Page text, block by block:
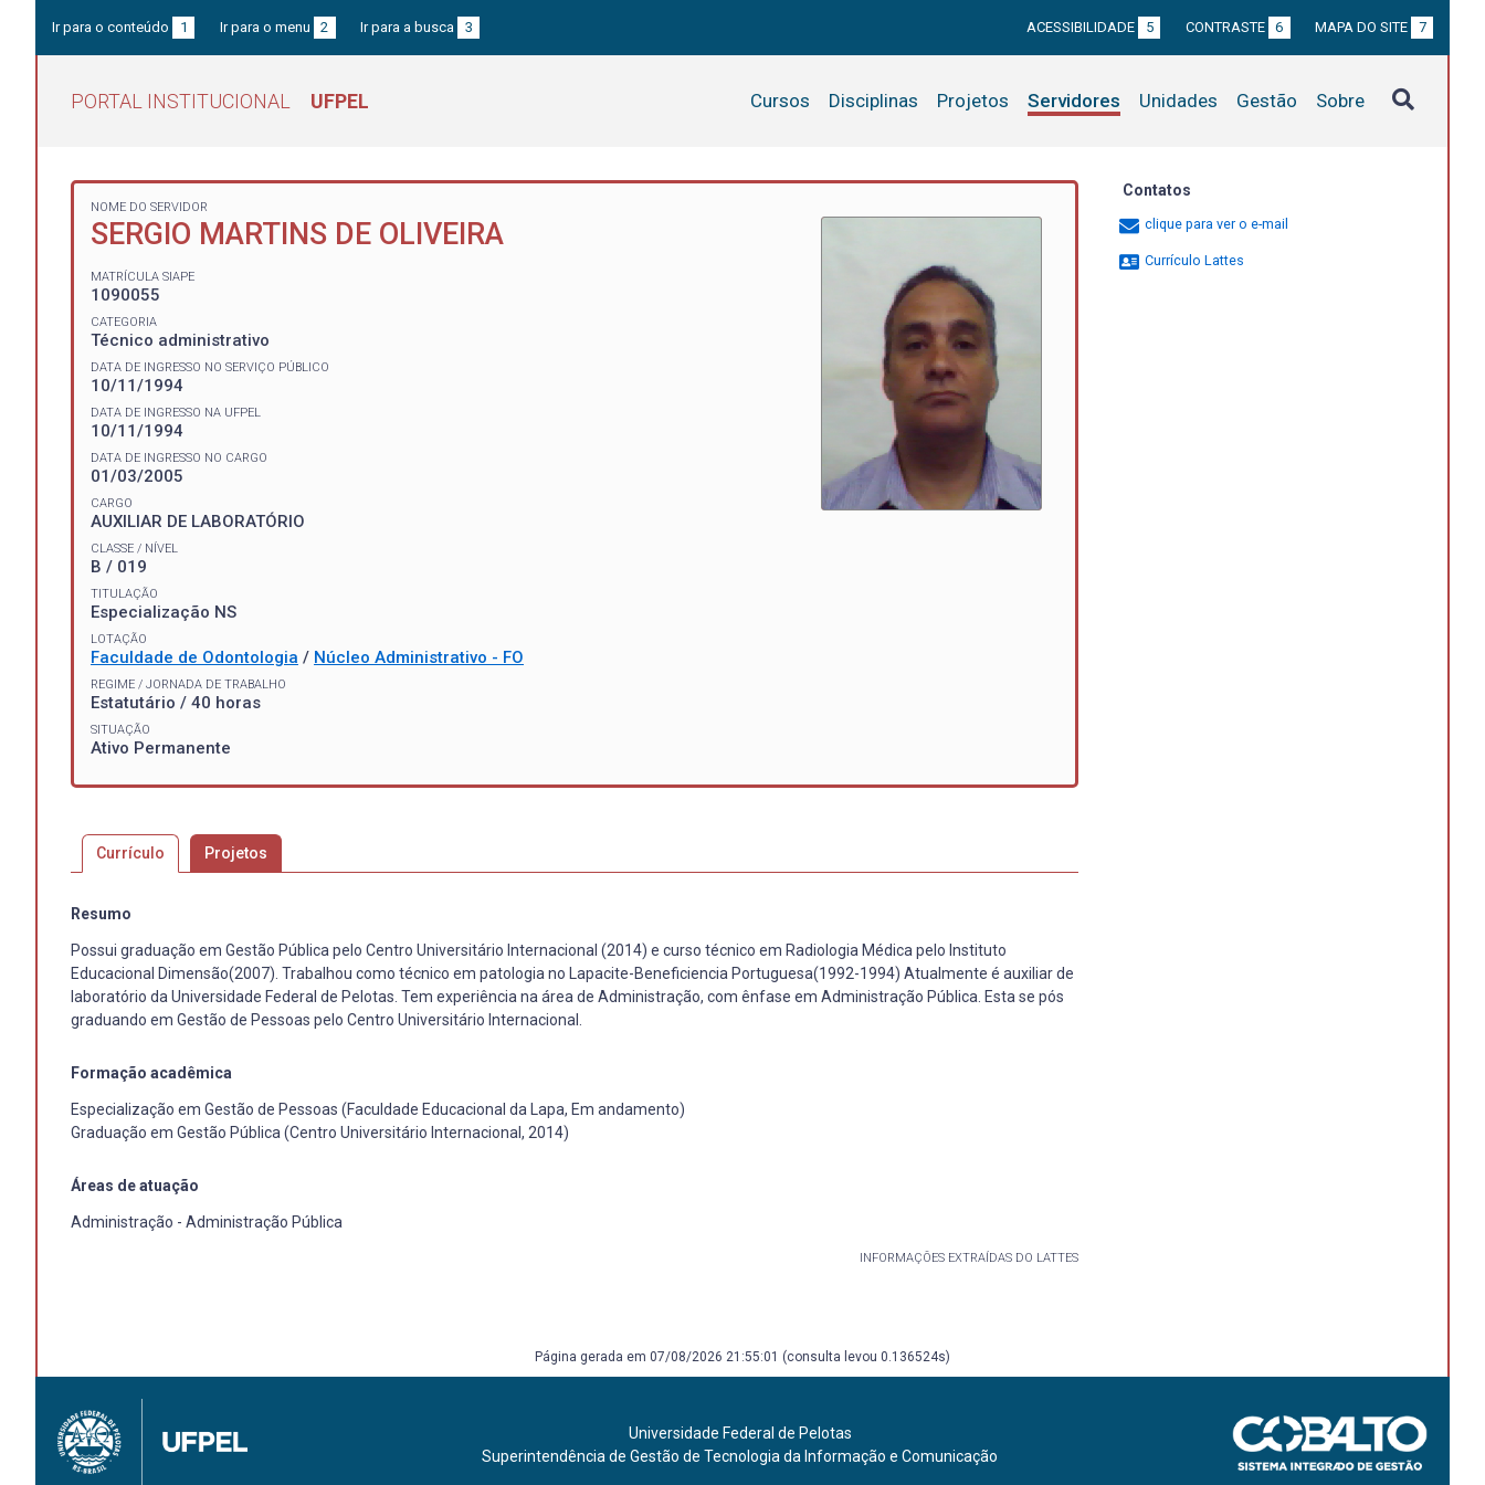
Ir para o conteúdo 1 Ir para o menu 2 Ir para a busca 3 ACESSIBILIDADE 5 CONTRASTE 6 MAPA DO SITE 7
PORTAL INSTITUCIONAL UFPEL Cursos Disciplinas Projetos Servidores Unidades Gestão Sobre
NOME DO SERVIDOR
SERGIO MARTINS DE OLIVEIRA
MATRÍCULA SIAPE
1090055
CATEGORIA
Técnico administrativo
DATA DE INGRESSO NO SERVIÇO PÚBLICO
10/11/1994
DATA DE INGRESSO NA UFPEL
10/11/1994
DATA DE INGRESSO NO CARGO
01/03/2005
CARGO
AUXILIAR DE LABORATÓRIO
CLASSE / NÍVEL
B / 019
TITULAÇÃO
Especialização NS
LOTAÇÃO
Faculdade de Odontologia / Núcleo Administrativo - FO
REGIME / JORNADA DE TRABALHO
Estatutário / 40 horas
SITUAÇÃO
Ativo Permanente
Currículo Projetos
Resumo
Possui graduação em Gestão Pública pelo Centro Universitário Internacional (2014) e curso técnico em Radiologia Médica pelo Instituto
Educacional Dimensão(2007). Trabalhou como técnico em patologia no Lapacite-Beneficiencia Portuguesa(1992-1994) Atualmente é auxiliar de
laboratório da Universidade Federal de Pelotas. Tem experiência na área de Administração, com ênfase em Administração Pública. Esta se pós
graduando em Gestão de Pessoas pelo Centro Universitário Internacional.
Formação acadêmica
Especialização em Gestão de Pessoas (Faculdade Educacional da Lapa, Em andamento)
Graduação em Gestão Pública (Centro Universitário Internacional, 2014)
Áreas de atuação
Administração - Administração Pública
INFORMAÇÕES EXTRAÍDAS DO LATTES
Contatos
clique para ver o e-mail
Currículo Lattes
Página gerada em 07/08/2026 21:55:01 (consulta levou 0.136524s)
Universidade Federal de Pelotas
Superintendência de Gestão de Tecnologia da Informação e Comunicação